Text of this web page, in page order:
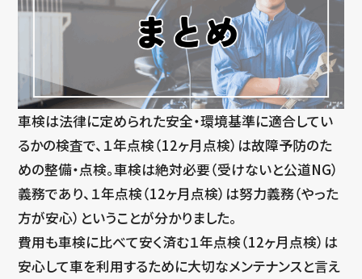
車検は法律に定められた安全・環境基準に適合してい
るかの検査で、１年点検（12ヶ月点検）は故障予防のた
めの整備・点検。車検は絶対必要（受けないと公道NG）
義務であり、１年点検（12ヶ月点検）は努力義務（やった
方が安心）ということが分かりました。
費用も車検に比べて安く済む１年点検（12ヶ月点検）は
安心して車を利用するために大切なメンテナンスと言え